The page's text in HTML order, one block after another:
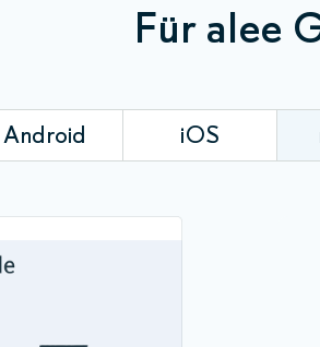
Für alee
Android iOS